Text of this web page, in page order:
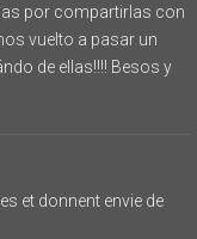
por compartirlas con
vuelto a pasar un
de ellas!!!! Besos y
et donnent envie de